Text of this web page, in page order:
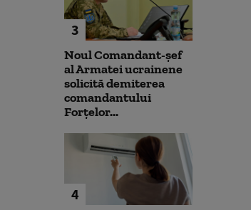
3
Noul Comandant-șef
al Armatei ucrainene
solicită demiterea
comandantului
Forțelor...
4